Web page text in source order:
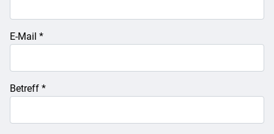
E-Mail *
Betreff *